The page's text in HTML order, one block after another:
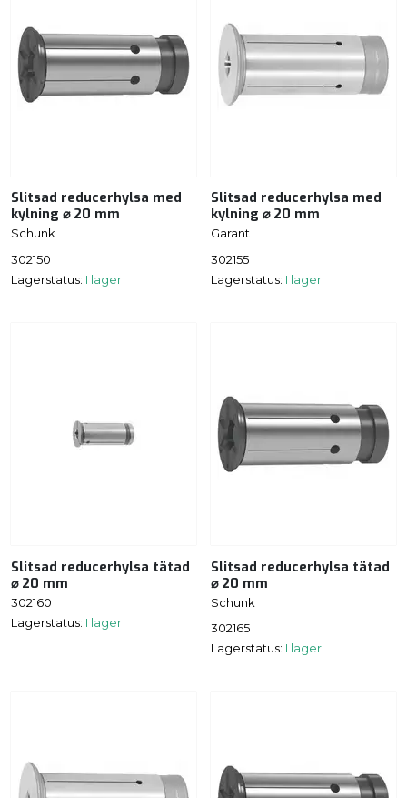
Slitsad reducerhylsa med
kylning ⌀ 20 mm
Schunk
302150
Lagerstatus: I lager
Slitsad reducerhylsa med
kylning ⌀ 20 mm
Garant
302155
Lagerstatus: I lager
Slitsad reducerhylsa tätad
⌀ 20 mm
302160
Lagerstatus: I lager
Slitsad reducerhylsa tätad
⌀ 20 mm
Schunk
302165
Lagerstatus: I lager